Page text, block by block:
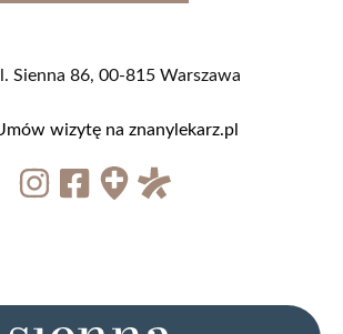
Sienna 86, 00-815 Warszawa
wizytę na znanylekarz.pl